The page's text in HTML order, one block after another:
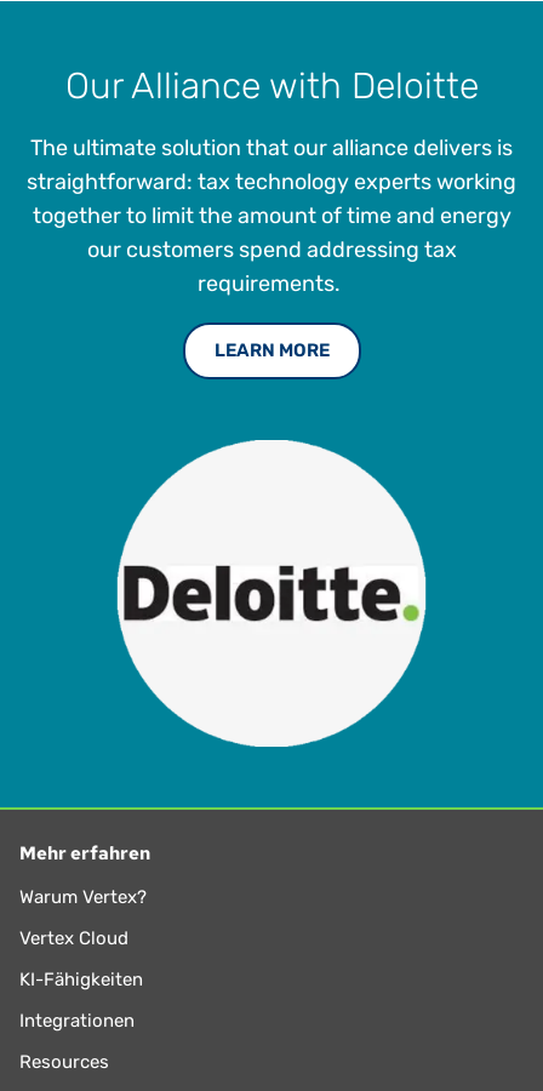
Our Alliance with Deloitte
The ultimate solution that our alliance delivers is
straightforward: tax technology experts working
together to limit the amount of time and energy
our customers spend addressing tax
requirements.
LEARN MORE
Mehr erfahren
Warum Vertex?
Vertex Cloud
KI-Fähigkeiten
Integrationen
Resources